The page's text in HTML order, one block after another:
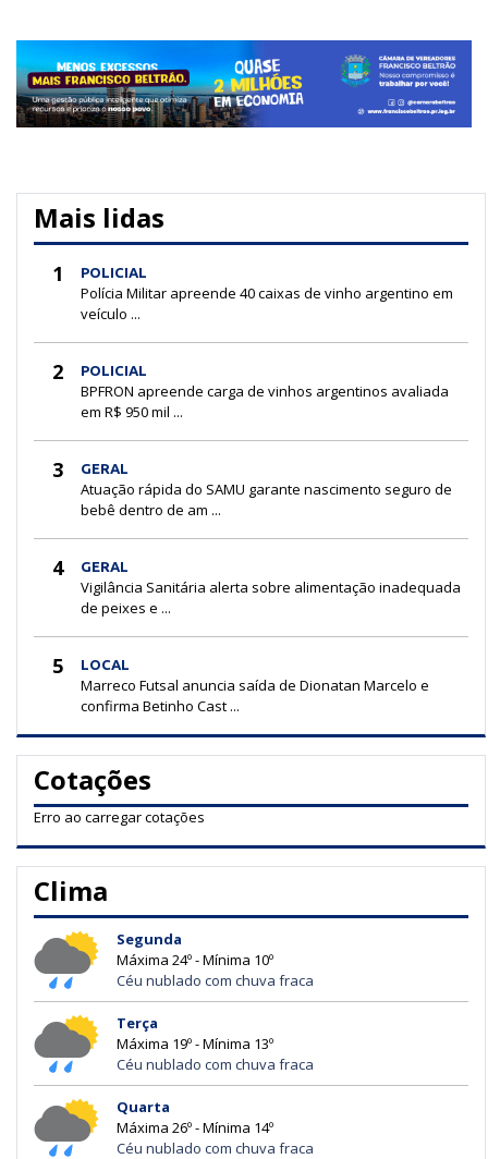
Mais lidas
1 POLICIAL
Polícia Militar apreende 40 caixas de vinho argentino em
veículo ...
2 POLICIAL
BPFRON apreende carga de vinhos argentinos avaliada
em R$ 950 mil ...
3 GERAL
Atuação rápida do SAMU garante nascimento seguro de
bebê dentro de am ...
4 GERAL
Vigilância Sanitária alerta sobre alimentação inadequada
de peixes e ...
5 LOCAL
Marreco Futsal anuncia saída de Dionatan Marcelo e
confirma Betinho Cast ...
Cotações
Erro ao carregar cotações
Clima
Segunda
Máxima 24º - Mínima 10º
Céu nublado com chuva fraca
Terça
Máxima 19º - Mínima 13º
Céu nublado com chuva fraca
Quarta
Máxima 26º - Mínima 14º
Céu nublado com chuva fraca